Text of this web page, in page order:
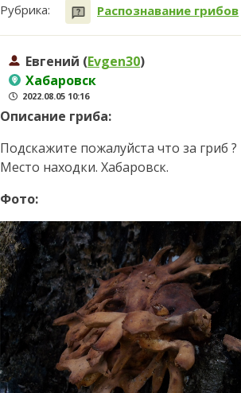
Рубрика: Распознавание грибов
Евгений (Evgen30)
Хабаровск
2022.08.05 10:16
Описание гриба:
Подскажите пожалуйста что за гриб ?
Место находки. Хабаровск.
Фото: